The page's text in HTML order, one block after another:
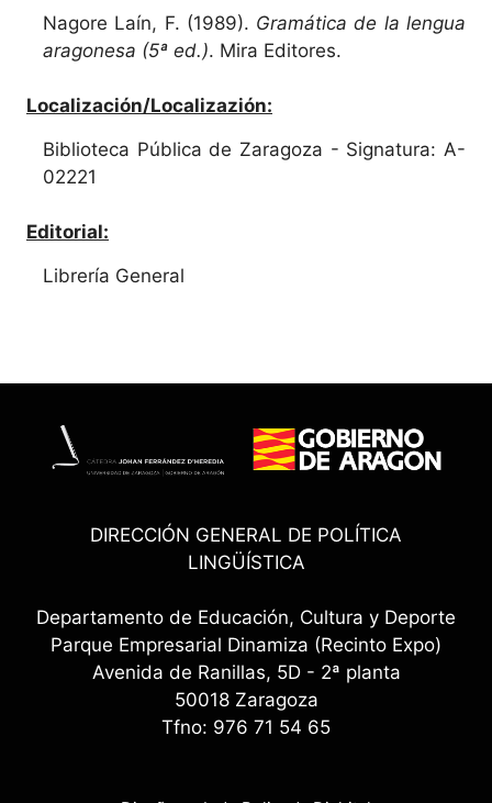
Nagore Laín, F. (1989). Gramática de la lengua
aragonesa (5ª ed.). Mira Editores.
Localización/Localizazión:
Biblioteca Pública de Zaragoza - Signatura: A-
02221
Editorial:
Librería General
DIRECCIÓN GENERAL DE POLÍTICA
LINGÜÍSTICA
Departamento de Educación, Cultura y Deporte
Parque Empresarial Dinamiza (Recinto Expo)
Avenida de Ranillas, 5D - 2ª planta
50018 Zaragoza
Tfno: 976 71 54 65